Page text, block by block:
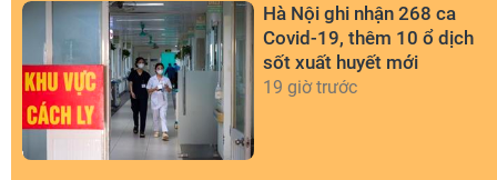
Hà Nội ghi nhận 268 ca
Covid-19, thêm 10 ổ dịch
sốt xuất huyết mới
19 giờ trước